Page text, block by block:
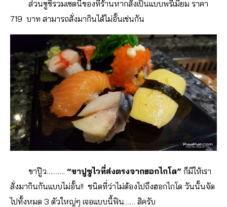
ส่วนซูชิรวมเซตนี้ของที่ร้านหากสั่งเป็นแบบพรีเมี่ยม ราคา
719 บาท สามารถสั่งมากินได้ไม่อั้นเช่นกัน
ขาปู๊ว………. “ขาปูซูไวที่ส่งตรงจากฮอกไกโด” ก็มีให้เรา
สั่งมากินกันแบบไม่อั้น!! ชนิดที่ว่าไม่ต้องไปถึงฮอกไกโด วันนั้นจัด
ไปทั้งหมด 3 ตัวใหญ่ๆ เจอแบบนี้ฟิน…… สิครับ